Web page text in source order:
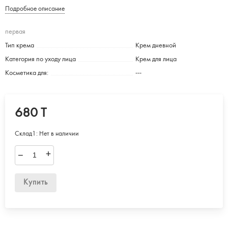
Подробное описание
первая
Тип крема Крем дневной
Категория по уходу лица Крем для лица
Косметика для: ---
680 T
Склад1: Нет в наличии
– +
Купить